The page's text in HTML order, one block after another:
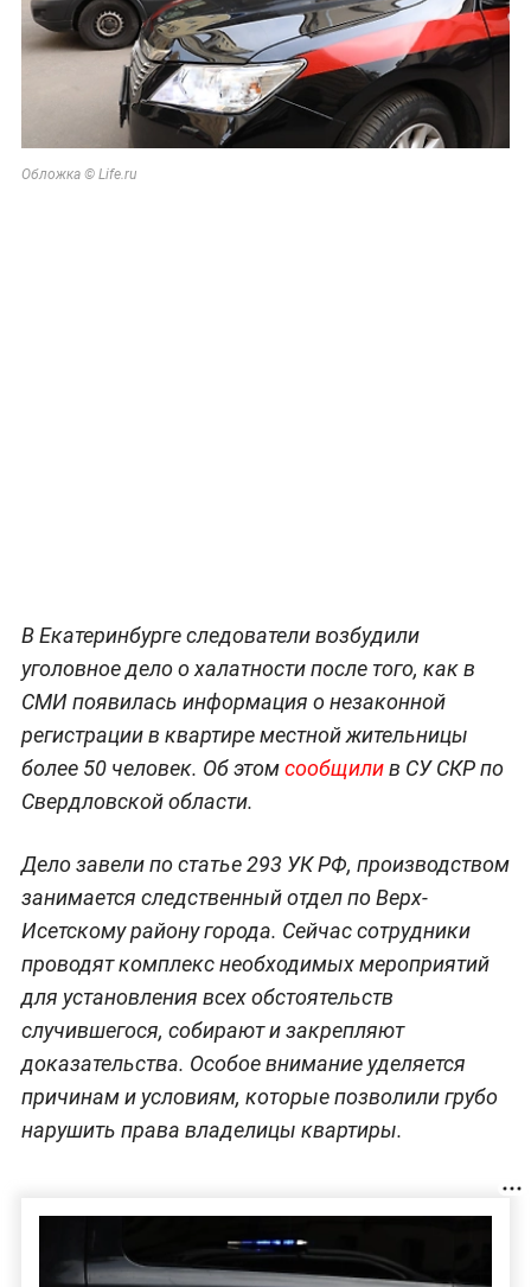
Обложка © Life.ru
В Екатеринбурге следователи возбудили
уголовное дело о халатности после того, как в
СМИ появилась информация о незаконной
регистрации в квартире местной жительницы
более 50 человек. Об этомсообщилив СУ СКР по
Свердловской области.
Дело завели по статье 293 УК РФ, производством
занимается следственный отдел по Верх-
Исетскому району города. Сейчас сотрудники
проводят комплекс необходимых мероприятий
для установления всех обстоятельств
случившегося, собирают и закрепляют
доказательства. Особое внимание уделяется
причинам и условиям, которые позволили грубо
нарушить права владелицы квартиры.